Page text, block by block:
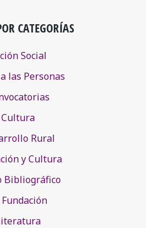
CATEGORÍAS
Social
las Personas
Cultura
Rural
y Cultura
Bibliográfico
Fundación